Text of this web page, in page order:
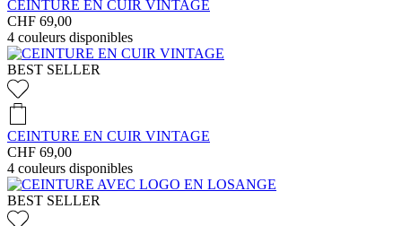
CEINTURE EN CUIR VINTAGE
CHF 69,00
4 couleurs disponibles
BEST SELLER
CEINTURE EN CUIR VINTAGE
CHF 69,00
4 couleurs disponibles
BEST SELLER